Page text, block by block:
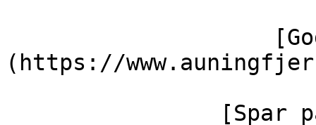
(https://